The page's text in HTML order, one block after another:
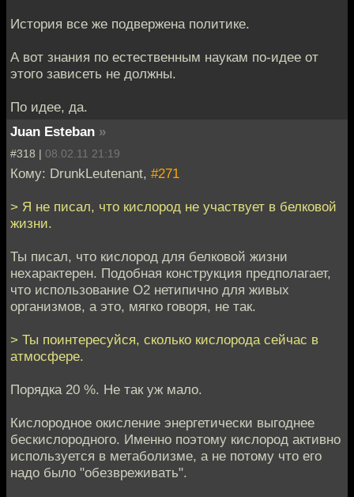
История все же подвержена политике.
А вот знания по естественным наукам по-идее от
этого зависеть не должны.
По идее, да.
Juan Esteban »
#318 | 08.02.11 21:19
Кому: DrunkLeutenant, #271
> Я не писал, что кислород не участвует в белковой
жизни.
Ты писал, что кислород для белковой жизни
нехарактерен. Подобная конструкция предполагает,
что использование О2 нетипично для живых
организмов, а это, мягко говоря, не так.
> Ты поинтересуйся, сколько кислорода сейчас в
атмосфере.
Порядка 20 %. Не так уж мало.
Кислородное окисление энергетически выгоднее
бескислородного. Именно поэтому кислород активно
используется в метаболизме, а не потому что его
надо было "обезвреживать".